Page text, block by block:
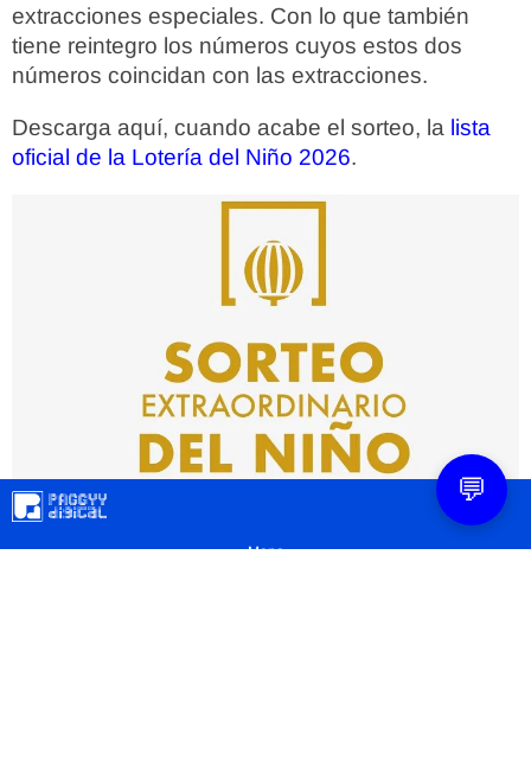
extracciones especiales. Con lo que también
tiene reintegro los números cuyos estos dos
números coincidan con las extracciones.
Descarga aquí, cuando acabe el sorteo, la lista
oficial de la Lotería del Niño 2026.
Mapa
💬